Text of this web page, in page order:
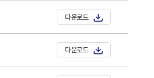
다운로드
다운로드